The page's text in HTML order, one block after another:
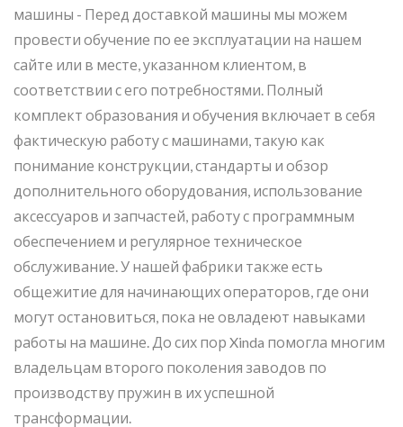
машины - Перед доставкой машины мы можем
провести обучение по ее эксплуатации на нашем
сайте или в месте, указанном клиентом, в
соответствии с его потребностями. Полный
комплект образования и обучения включает в себя
фактическую работу с машинами, такую как
понимание конструкции, стандарты и обзор
дополнительного оборудования, использование
аксессуаров и запчастей, работу с программным
обеспечением и регулярное техническое
обслуживание. У нашей фабрики также есть
общежитие для начинающих операторов, где они
могут остановиться, пока не овладеют навыками
работы на машине. До сих пор Xinda помогла многим
владельцам второго поколения заводов по
производству пружин в их успешной
трансформации.